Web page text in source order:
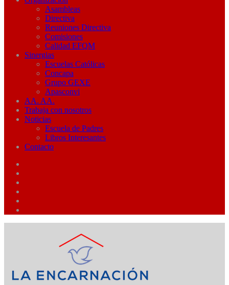
Asambleas
Directiva
Reuniones Directiva
Comisiones
Calidad EFQM
Sinergias
Escuelas Católicas
Concapa
Grupo GEXE
Apasconvi
AA. AA.
Trabaja con nosotros
Noticias
Escuela de Padres
Libros Interesantes
Contacto